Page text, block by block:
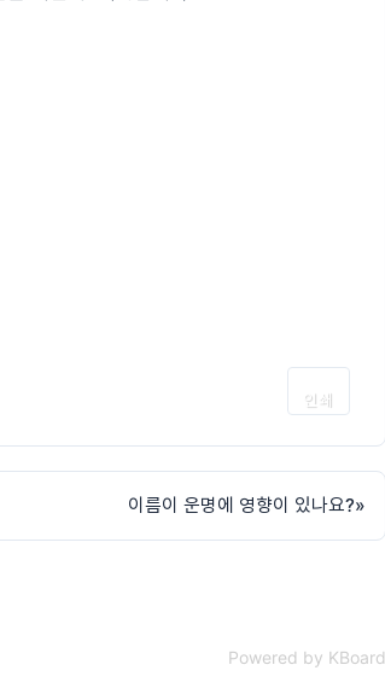
인쇄
이름이 운명에 영향이 있나요?»
Powered by KBoard